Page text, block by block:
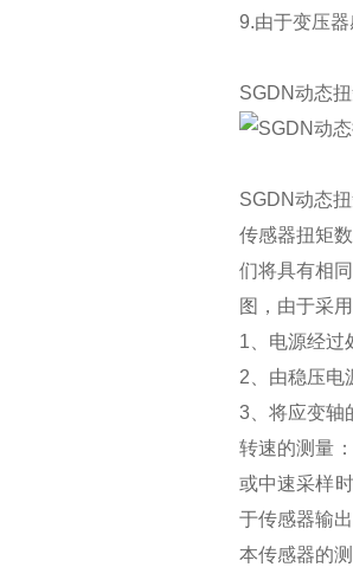
9.由于变压
SGDN动态
SGDN动态
传感器扭矩
们将具有相
图，由于采
1、电源经过
2、由稳压电
3、将应变轴
转速的测量
或中速采样
于传感器输
本传感器的